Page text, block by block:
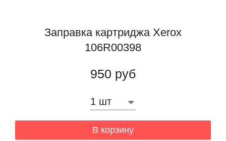
Заправка картриджа Xerox
106R00398
950 руб
В корзину